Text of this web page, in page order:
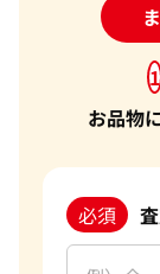
24
1
お品物
必須